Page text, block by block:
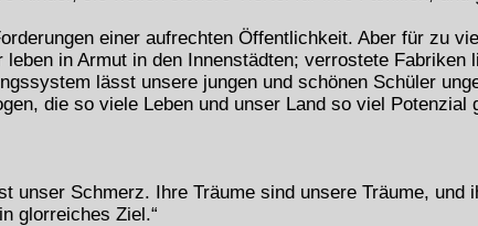
einer aufrechten Öffentlichkeit. Aber für zu
in Armut in den Innenstädten; verrostete Fabriken
lässt unsere jungen und schönen Schüler
die so viele Leben und unser Land so viel Potenzial
unser Schmerz. Ihre Träume sind unsere Träume, und
glorreiches Ziel.“